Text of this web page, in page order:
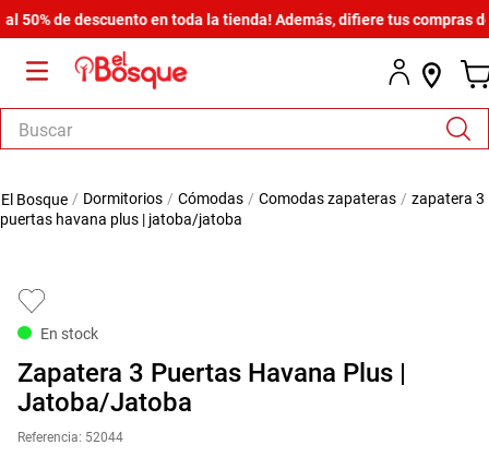
de descuento en toda la tienda! Además, difiere tus compras
Buscar
dormitorios cómodas comodas zapateras
zapatera 3
puertas havana plus | jatoba/jatoba
En stock
Zapatera 3 Puertas Havana Plus |
Jatoba/Jatoba
Referencia: 52044
1.
salas
.
6.
cama
7.
armario lux